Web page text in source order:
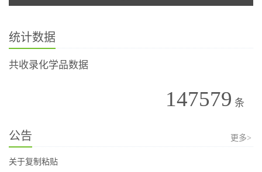
统计数据
共收录化学品数据
147579 条
公告 更多>
关于复制粘贴